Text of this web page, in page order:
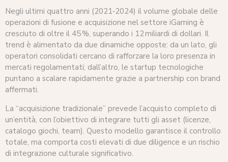
Negli ultimi quattro anni (2021‑2024) il volume globale delle
operazioni di fusione e acquisizione nel settore iGaming è
cresciuto di oltre il 45 %, superando i 12 miliardi di dollari. Il
trend è alimentato da due dinamiche opposte: da un lato, gli
operatori consolidati cercano di rafforzare la loro presenza in
mercati regolamentati; dall’altro, le startup tecnologiche
puntano a scalare rapidamente grazie a partnership con brand
affermati.
La “acquisizione tradizionale” prevede l’acquisto completo di
un’entità, con l’obiettivo di integrare tutti gli asset (licenze,
catalogo giochi, team). Questo modello garantisce il controllo
totale, ma comporta costi elevati di due diligence e un rischio
di integrazione culturale significativo.